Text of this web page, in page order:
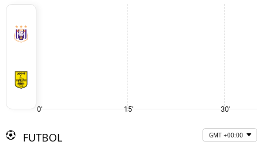
0' 15' 30'
FUTBOL GMT +00:00